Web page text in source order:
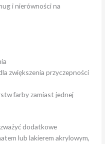
i nierówności na
zwiększenia przyczepności
farby zamiast jednej
dodatkowe
lub lakierem akrylowym,